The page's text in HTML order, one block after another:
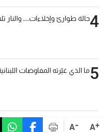
A+
A-
4حالة طوارئ وإخلاءات... والنار
5ما الذي غيّرته المفاوضات